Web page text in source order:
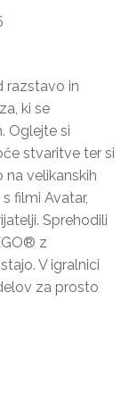
razstavo in
ki se
Oglejte si
stvaritve ter si
velikanskih
filmi Avatar,
Sprehodili
z
V igralnici
za prosto